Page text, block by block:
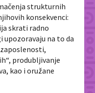
strukturnih
konsekvenci:
skrati radno
upozoravaju na to da
produbljivanje
kao i oružane